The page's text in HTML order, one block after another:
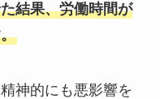
結果、労働時間が
神的にも悪影響を